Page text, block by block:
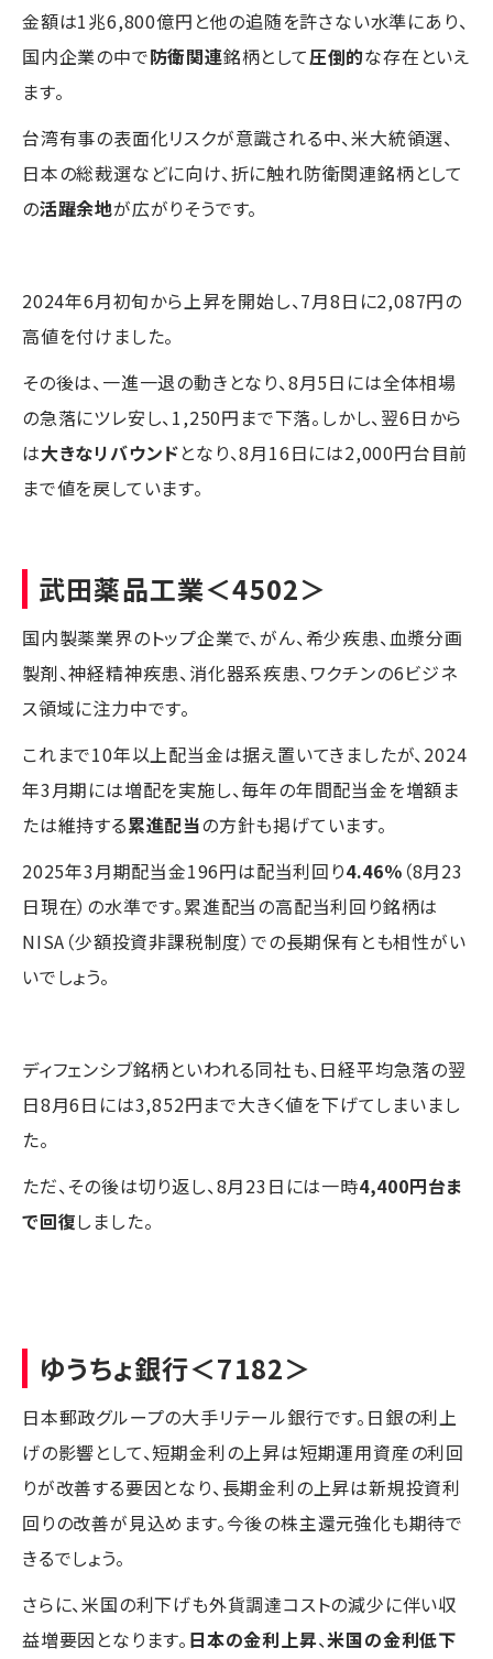
金額は1兆6,800億円と他の追随を許さない水準にあり、
国内企業の中で防衛関連銘柄として圧倒的な存在といえ
ます。
台湾有事の表面化リスクが意識される中、米大統領選、
日本の総裁選などに向け、折に触れ防衛関連銘柄として
の活躍余地が広がりそうです。
2024年6月初旬から上昇を開始し、7月8日に2,087円の
高値を付けました。
その後は、一進一退の動きとなり、8月5日には全体相場
の急落にツレ安し、1,250円まで下落。しかし、翌6日から
は大きなリバウンドとなり、8月16日には2,000円台目前
まで値を戻しています。
武田薬品工業＜4502＞
国内製薬業界のトップ企業で、がん、希少疾患、血漿分画
製剤、神経精神疾患、消化器系疾患、ワクチンの6ビジネ
ス領域に注力中です。
これまで10年以上配当金は据え置いてきましたが、2024
年3月期には増配を実施し、毎年の年間配当⾦を増額ま
たは維持する累進配当の⽅針も掲げています。
2025年3月期配当金196円は配当利回り4.46％ （8月23
日現在）の水準です。累進配当の高配当利回り銘柄は
NISA（少額投資非課税制度）での長期保有とも相性がい
いでしょう。
ディフェンシブ銘柄といわれる同社も、日経平均急落の翌
日8月6日には3,852円まで大きく値を下げてしまいまし
た。
ただ、その後は切り返し、8月23日には一時4,400円台ま
で回復しました。
ゆうちょ銀行＜7182＞
日本郵政グループの大手リテール銀行です。日銀の利上
げの影響として、短期金利の上昇は短期運用資産の利回
りが改善する要因となり、長期金利の上昇は新規投資利
回りの改善が見込めます。今後の株主還元強化も期待で
きるでしょう。
さらに、米国の利下げも外貨調達コストの減少に伴い収
益増要因となります。 日本の金利上昇、米国の金利低下